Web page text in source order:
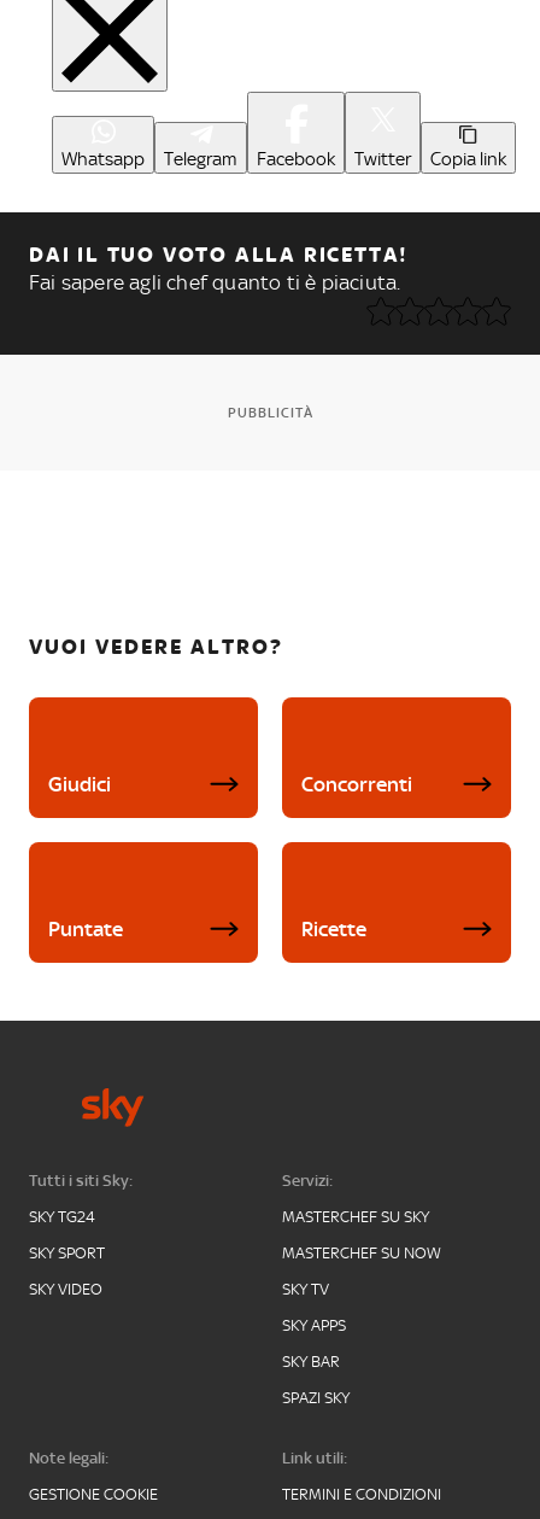
Whatsapp Telegram Facebook Twitter Copia link
DAI IL TUO VOTO ALLA RICETTA!
Fai sapere agli chef quanto ti è piaciuta.
PUBBLICITÀ
VUOI VEDERE ALTRO?
Giudici Concorrenti
Puntate Ricette
Tutti i siti Sky:
SKY TG24
SKY SPORT
SKY VIDEO
Servizi:
MASTERCHEF SU SKY
MASTERCHEF SU NOW
SKY TV
SKY APPS
SKY BAR
SPAZI SKY
Note legali:
GESTIONE COOKIE
Link utili:
TERMINI E CONDIZIONI